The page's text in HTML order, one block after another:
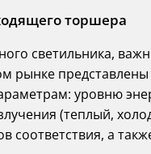
торшера
светильника,
рынке
уровню
(теплый,
соответствия, а